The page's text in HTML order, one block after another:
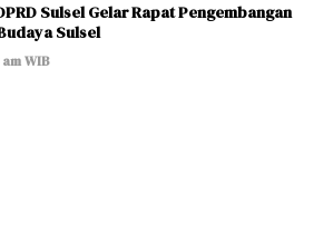
Sulsel Gelar Rapat Pengembangan
Sulsel
WIB